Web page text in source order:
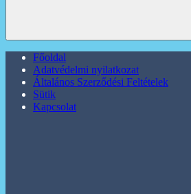
Főoldal
Adatvédelmi nyilatkozat
Általános Szerződési Feltételek
Sütik
Kapcsolat